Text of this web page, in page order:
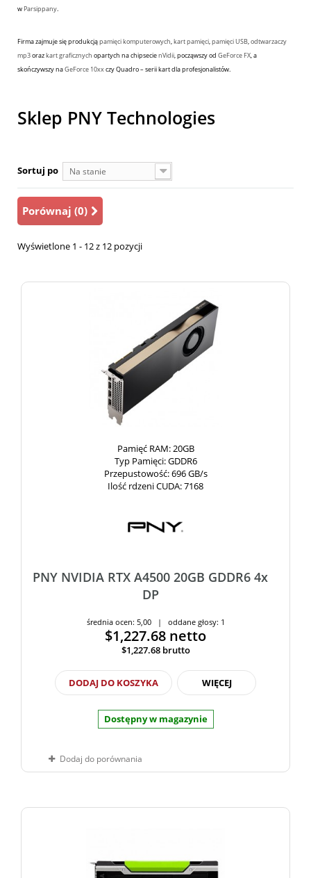
w Parsippany.
Firma zajmuje się produkcjąpamięci komputerowych,kart pamięci,pamięci USB,odtwarzaczy
mp3orazkart graficznych opartych na chipsecienVidii, począwszy od GeForce FX, a
skończywszy naGeForce 10xxczy Quadro – serii kart dla profesjonalistów.
Sklep PNY Technologies
Sortuj po Na stanie
Porównaj (0)
Wyświetlone 1 - 12 z 12 pozycji
Pamięć RAM: 20GB
Typ Pamięci: GDDR6
Przepustowość: 696 GB/s
Ilość rdzeni CUDA: 7168
PNY NVIDIA RTX A4500 20GB GDDR6 4x
DP
średnia ocen: 5,00 | oddane głosy: 1
$1,227.68 netto
$1,227.68 brutto
DODAJ DO KOSZYKA WIĘCEJ
Dostępny w magazynie
Dodaj do porównania